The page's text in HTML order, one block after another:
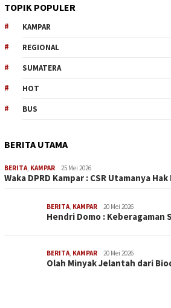
TOPIK POPULER
KAMPAR
REGIONAL
SUMATERA
HOT
BUS
BERITA UTAMA
BERITA KAMPAR 25 Mei 2026
Waka DPRD Kampar : CSR Utamanya
BERITA KAMPAR 20 Mei 2026
Hendri Domo : Keberagaman
BERITA KAMPAR 20 Mei 2026
Olah Minyak Jelantah dari